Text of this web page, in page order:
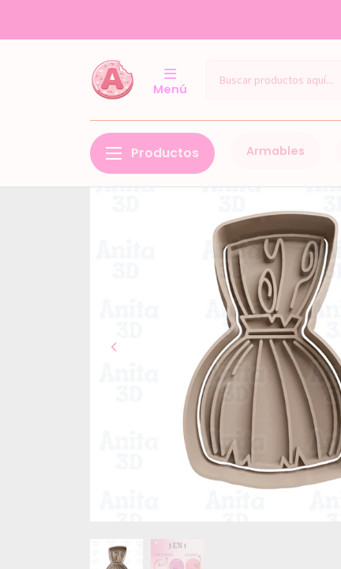
Menú
Productos Armables